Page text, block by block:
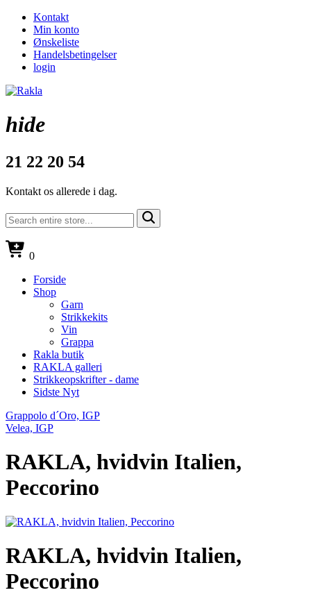
Kontakt
Min konto
Ønskeliste
Handelsbetingelser
login
hide
21 22 20 54
Kontakt os allerede i dag.
0
Forside
Shop
Garn
Strikkekits
Vin
Grappa
Rakla butik
RAKLA galleri
Strikkeopskrifter - dame
Sidste Nyt
Grappolo d´Oro, IGP
Velea, IGP
RAKLA, hvidvin Italien,
Peccorino
RAKLA, hvidvin Italien,
Peccorino